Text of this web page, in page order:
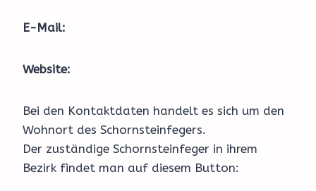
E-Mail:
Website:
Bei den Kontaktdaten handelt es sich um den
Wohnort des Schornsteinfegers.
Der zuständige Schornsteinfeger in ihrem
Bezirk findet man auf diesem Button: